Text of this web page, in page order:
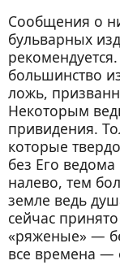
Сообщения о
бульварных
большинство
ложь,
Некоторым
привидения.
которые
без Его
налево, тем
земле ведь
сейчас
«ряженые» —
все времена —